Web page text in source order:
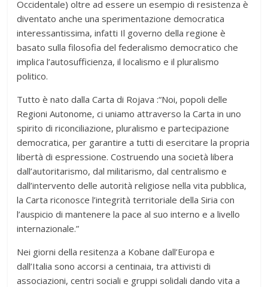
Occidentale) oltre ad essere un esempio di resistenza è
diventato anche una sperimentazione democratica
interessantissima, infatti Il governo della regione è
basato sulla filosofia del federalismo democratico che
implica l’autosufficienza, il localismo e il pluralismo
politico.
Tutto è nato dalla Carta di Rojava :“Noi, popoli delle
Regioni Autonome, ci uniamo attraverso la Carta in uno
spirito di riconciliazione, pluralismo e partecipazione
democratica, per garantire a tutti di esercitare la propria
libertà di espressione. Costruendo una società libera
dall’autoritarismo, dal militarismo, dal centralismo e
dall’intervento delle autorità religiose nella vita pubblica,
la Carta riconosce l’integrità territoriale della Siria con
l’auspicio di mantenere la pace al suo interno e a livello
internazionale.”
Nei giorni della resitenza a Kobane dall’Europa e
dall’Italia sono accorsi a centinaia, tra attivisti di
associazioni, centri sociali e gruppi solidali dando vita a